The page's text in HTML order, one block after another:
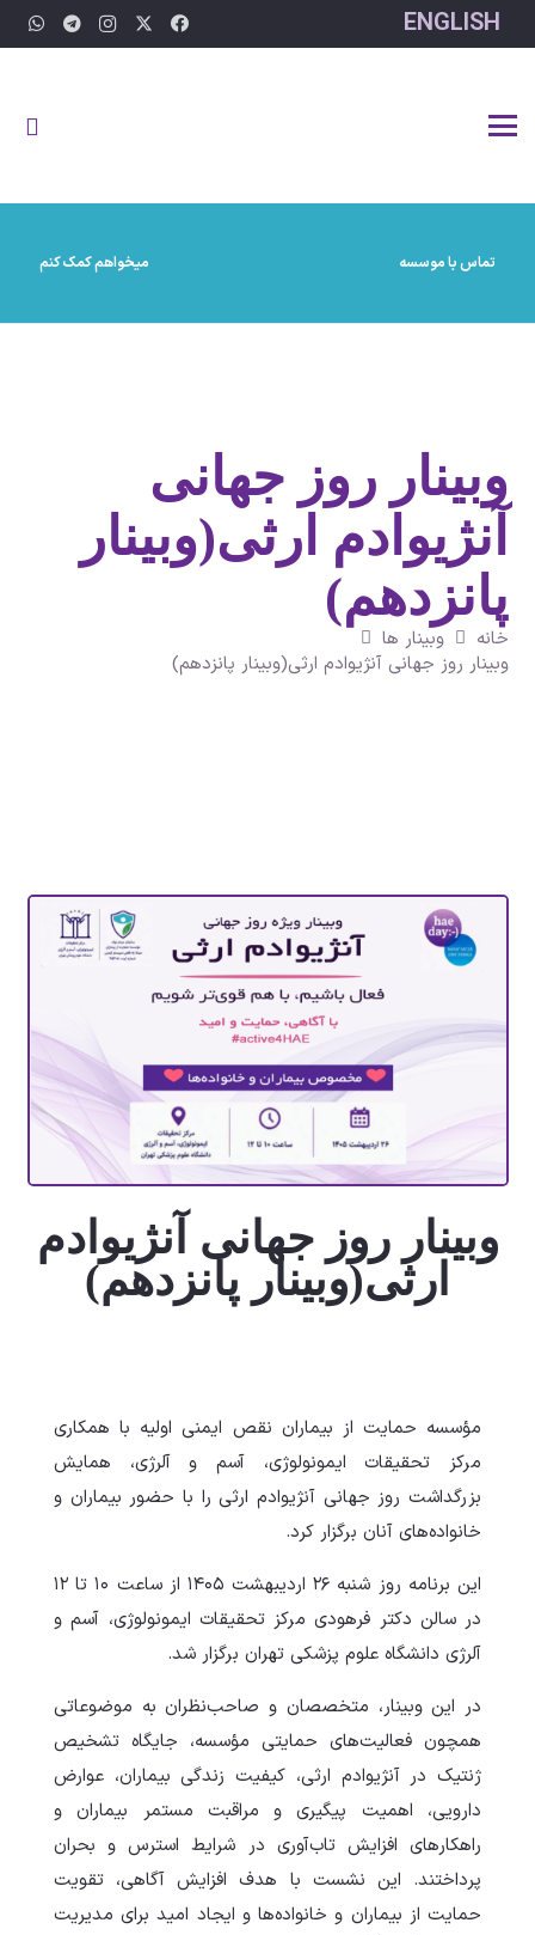
ENGLISH
تماس با موسسه میخواهم کمک کنم
وبینار روز جهانی
آنژیوادم ارثی(وبینار
پانزدهم)
خانه
وبینار ها
وبینار روز جهانی آنژیوادم ارثی(وبینار پانزدهم)
وبینار روز جهانی آنژیوادم
ارثی(وبینار پانزدهم)
مؤسسه حمایت از بیماران نقص ایمنی اولیه با همکاری
مرکز تحقیقات ایمونولوژی، آسم و آلرژی، همایش
بزرگداشت روز جهانی آنژیوادم ارثی را با حضور بیماران و
خانواده‌های آنان برگزار کرد.
این برنامه روز شنبه ۲۶ اردیبهشت ۱۴۰۵ از ساعت ۱۰ تا ۱۲
در سالن دکتر فرهودی مرکز تحقیقات ایمونولوژی، آسم و
آلرژی دانشگاه علوم پزشکی تهران برگزار شد.
در این وبینار، متخصصان و صاحب‌نظران به موضوعاتی
همچون فعالیت‌های حمایتی مؤسسه، جایگاه تشخیص
ژنتیک در آنژیوادم ارثی، کیفیت زندگی بیماران، عوارض
دارویی، اهمیت پیگیری و مراقبت مستمر بیماران و
راهکارهای افزایش تاب‌آوری در شرایط استرس و بحران
پرداختند. این نشست با هدف افزایش آگاهی، تقویت
حمایت از بیماران و خانواده‌ها و ایجاد امید برای مدیریت